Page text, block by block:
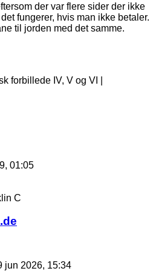
der var flere sider der ikke
fungerer, hvis man ikke betaler.
til jorden med det samme.
forbillede IV, V og VI |
01:05
C
jun 2026, 15:34